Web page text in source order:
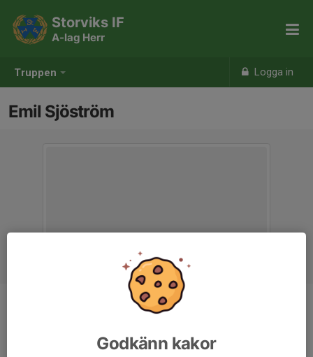
Truppen Logga in
Storviks IF
A-lag Herr
Emil Sjöström
Tränare
Godkänn kakor